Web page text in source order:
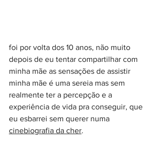
foi por volta dos 10 anos, não muito
depois de eu tentar compartilhar com
minha mãe as sensações de assistir
minha mãe é uma sereia mas sem
realmente ter a percepção e a
experiência de vida pra conseguir, que
eu esbarrei sem querer numa
cinebiografia da cher.